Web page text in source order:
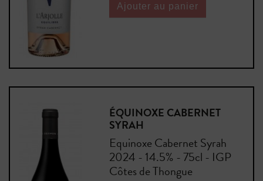
Ajouter au panier
ÉQUINOXE CABERNET
SYRAH
Equinoxe Cabernet Syrah
2024 - 14.5% - 75cl - IGP
Côtes de Thongue